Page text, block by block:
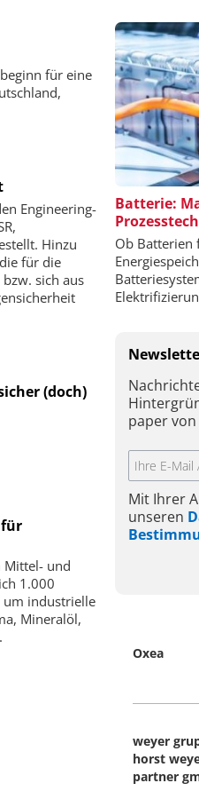
für eine
Engineering-
Hinzu
für die
sich aus
(doch)
für
Mittel- und
1.000
um industrielle
Mineralöl,
Batterie:
Ob Batterien
paper von
Mit Ihrer
unseren
Oxea
weyer
horst
partner